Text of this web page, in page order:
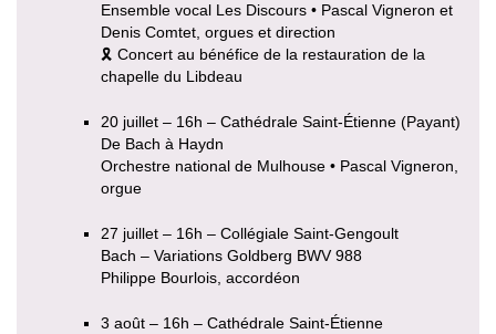
Ensemble vocal Les Discours • Pascal Vigneron et
Denis Comtet, orgues et direction
🎗 Concert au bénéfice de la restauration de la
chapelle du Libdeau
20 juillet – 16h – Cathédrale Saint-Étienne (Payant)
De Bach à Haydn
Orchestre national de Mulhouse • Pascal Vigneron,
orgue
27 juillet – 16h – Collégiale Saint-Gengoult
Bach – Variations Goldberg BWV 988
Philippe Bourlois, accordéon
3 août – 16h – Cathédrale Saint-Étienne